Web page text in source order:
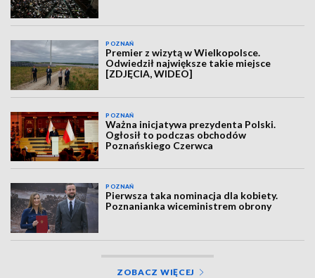
POZNAŃ
Premier z wizytą w Wielkopolsce.
Odwiedził największe takie miejsce
[ZDJĘCIA, WIDEO]
POZNAŃ
Ważna inicjatywa prezydenta Polski.
Ogłosił to podczas obchodów
Poznańskiego Czerwca
POZNAŃ
Pierwsza taka nominacja dla kobiety.
Poznanianka wiceministrem obrony
ZOBACZ WIĘCEJ